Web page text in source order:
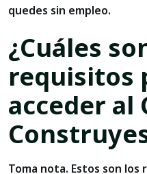
quedes sin empleo.
¿Cuáles
requisitos
acceder al
Toma nota. Estos son